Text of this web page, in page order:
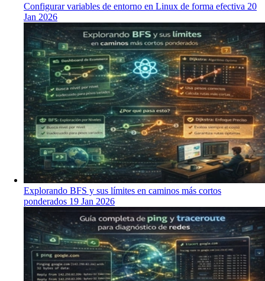
Configurar variables de entorno en Linux de forma efectiva 20
Jan 2026
Explorando BFS y sus límites en caminos más cortos
ponderados 19 Jan 2026